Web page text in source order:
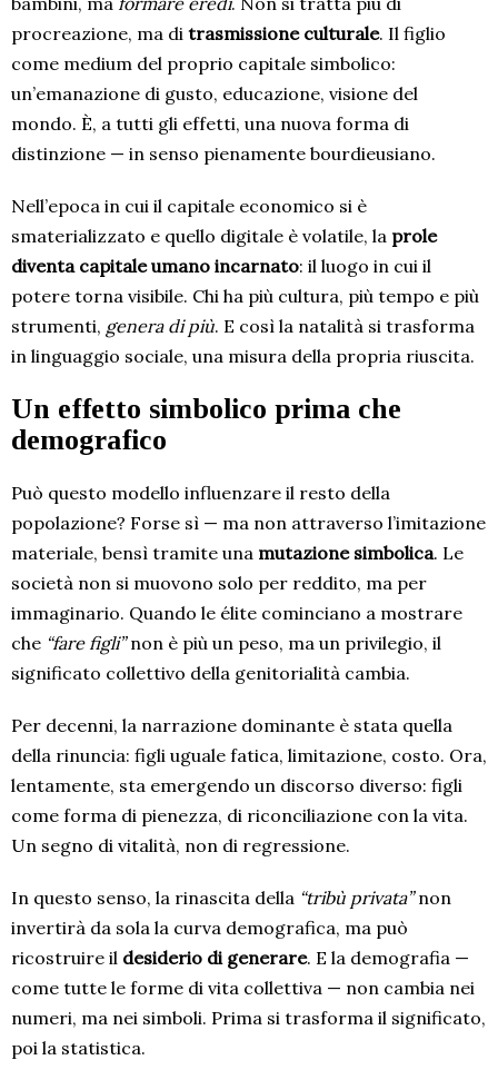
procreazione, ma di trasmissione culturale. Il figlio
come medium del proprio capitale simbolico:
un’emanazione di gusto, educazione, visione del
mondo. È, a tutti gli effetti, una nuova forma di
distinzione — in senso pienamente bourdieusiano.
Nell’epoca in cui il capitale economico si è
smaterializzato e quello digitale è volatile, la prole
diventa capitale umano incarnato: il luogo in cui il
potere torna visibile. Chi ha più cultura, più tempo e più
strumenti, genera di più. E così la natalità si trasforma
in linguaggio sociale, una misura della propria riuscita.
Un effetto simbolico prima che
demografico
Può questo modello influenzare il resto della
popolazione? Forse sì — ma non attraverso l’imitazione
materiale, bensì tramite una mutazione simbolica. Le
società non si muovono solo per reddito, ma per
immaginario. Quando le élite cominciano a mostrare
che “fare figli”non è più un peso, ma un privilegio, il
significato collettivo della genitorialità cambia.
Per decenni, la narrazione dominante è stata quella
della rinuncia: figli uguale fatica, limitazione, costo. Ora,
lentamente, sta emergendo un discorso diverso: figli
come forma di pienezza, di riconciliazione con la vita.
Un segno di vitalità, non di regressione.
In questo senso, la rinascita della “tribù privata”non
invertirà da sola la curva demografica, ma può
ricostruire il desiderio di generare. E la demografia —
come tutte le forme di vita collettiva — non cambia nei
numeri, ma nei simboli. Prima si trasforma il significato,
poi la statistica.